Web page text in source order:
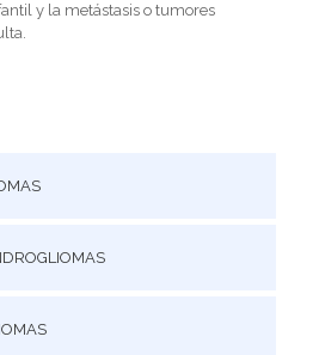
y la metástasis o tumores